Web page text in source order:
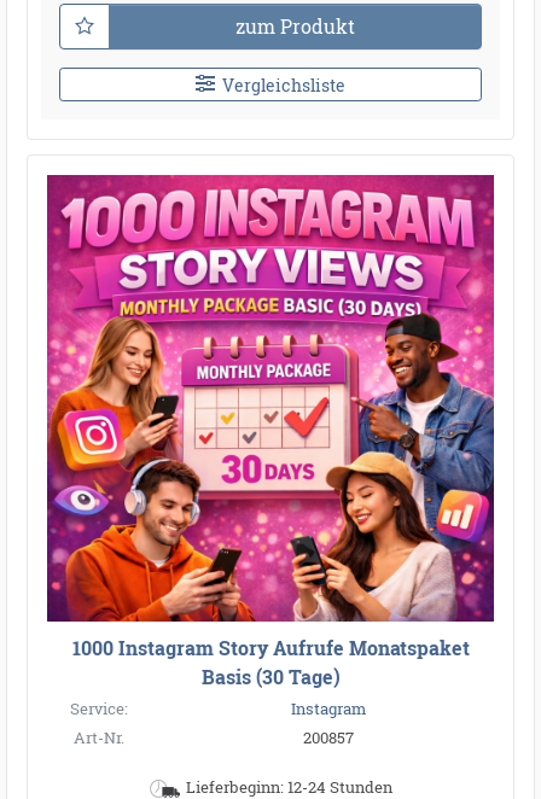
zum Produkt
Vergleichsliste
1000 Instagram Story Aufrufe Monatspaket
Basis (30 Tage)
Service:
Instagram
Art-Nr.
200857
Lieferbeginn: 12-24 Stunden